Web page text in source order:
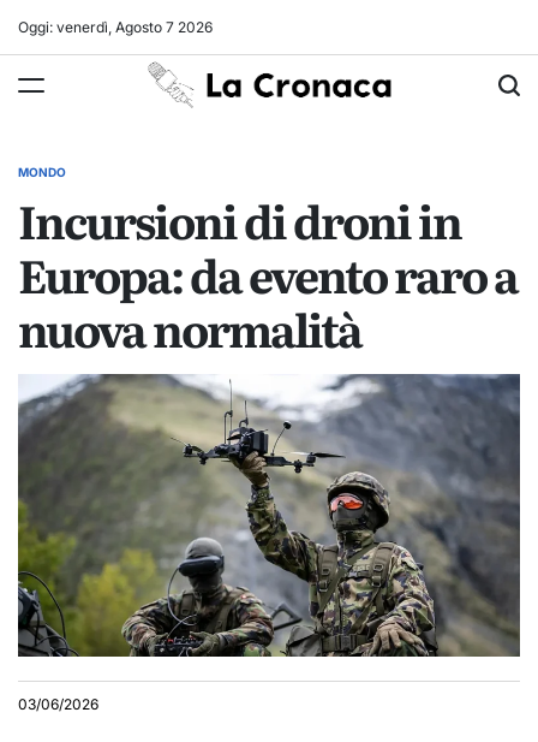
Oggi: venerdì, Agosto 7 2026
La
Cronaca
POSTED
MONDO
Incursioni di droni in
Europa: da evento raro a
nuova normalità
03/06/2026